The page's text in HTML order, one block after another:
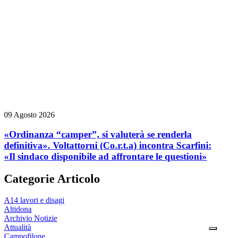
09 Agosto 2026
«Ordinanza “camper”, si valuterà se renderla
definitiva». Voltattorni (Co.r.t.a) incontra Scarfini:
«Il sindaco disponibile ad affrontare le questioni»
Categorie Articolo
A14 lavori e disagi
Altidona
Archivio Notizie
Attualità
Campofilone